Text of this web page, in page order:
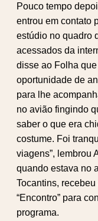
Pouco tempo
entrou em contato
estúdio no quadro
acessados da
disse ao Folha
oportunidade de
para lhe
no avião fingindo
saber o que era
costume. Foi
viagens”, lembrou
quando estava no
Tocantins,
“Encontro” para
programa.